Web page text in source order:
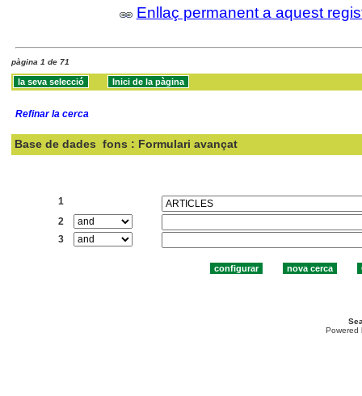
Enllaç permanent a aquest
pàgina 1 de 71
Refinar la cerca
Base de dades fons : Formulari avançat
1
2
3